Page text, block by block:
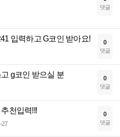
댓글
입력하고 G코인 받아요! 0
댓글
g코인 받으실 분 0
댓글
천입력!!!
27
0
댓글